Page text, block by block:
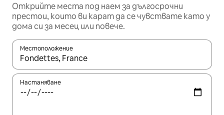
Открийте места под наем за дългосрочни
престои, които ви карат да се чувствате като у
дома си за месец или повече.
Местоположение
Когато резултатите се покажат, използвайте
Настаняване